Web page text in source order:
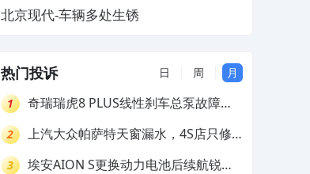
锈
北京现代-车辆多处生锈
热门投诉 日 周 月
1
奇瑞瑞虎8 PLUS线性刹车总泵故障，
2
上汽大众帕萨特天窗漏水，4S店只修
3
埃安AION S更换动力电池后续航锐